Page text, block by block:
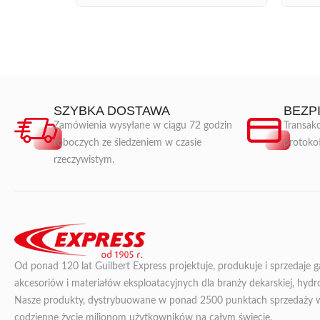
SZYBKA DOSTAWA
Zamówienia wysyłane w ciągu 72 godzin
roboczych ze śledzeniem w czasie
rzeczywistym.
Od ponad 120 lat Guilbert Express projektuje, produkuje i sprzedaje
akcesoriów i materiałów eksploatacyjnych dla branży dekarskiej,
Nasze produkty, dystrybuowane w ponad 2500 punktach sprzedaży
codzienne życie milionom użytkowników na całym świecie.